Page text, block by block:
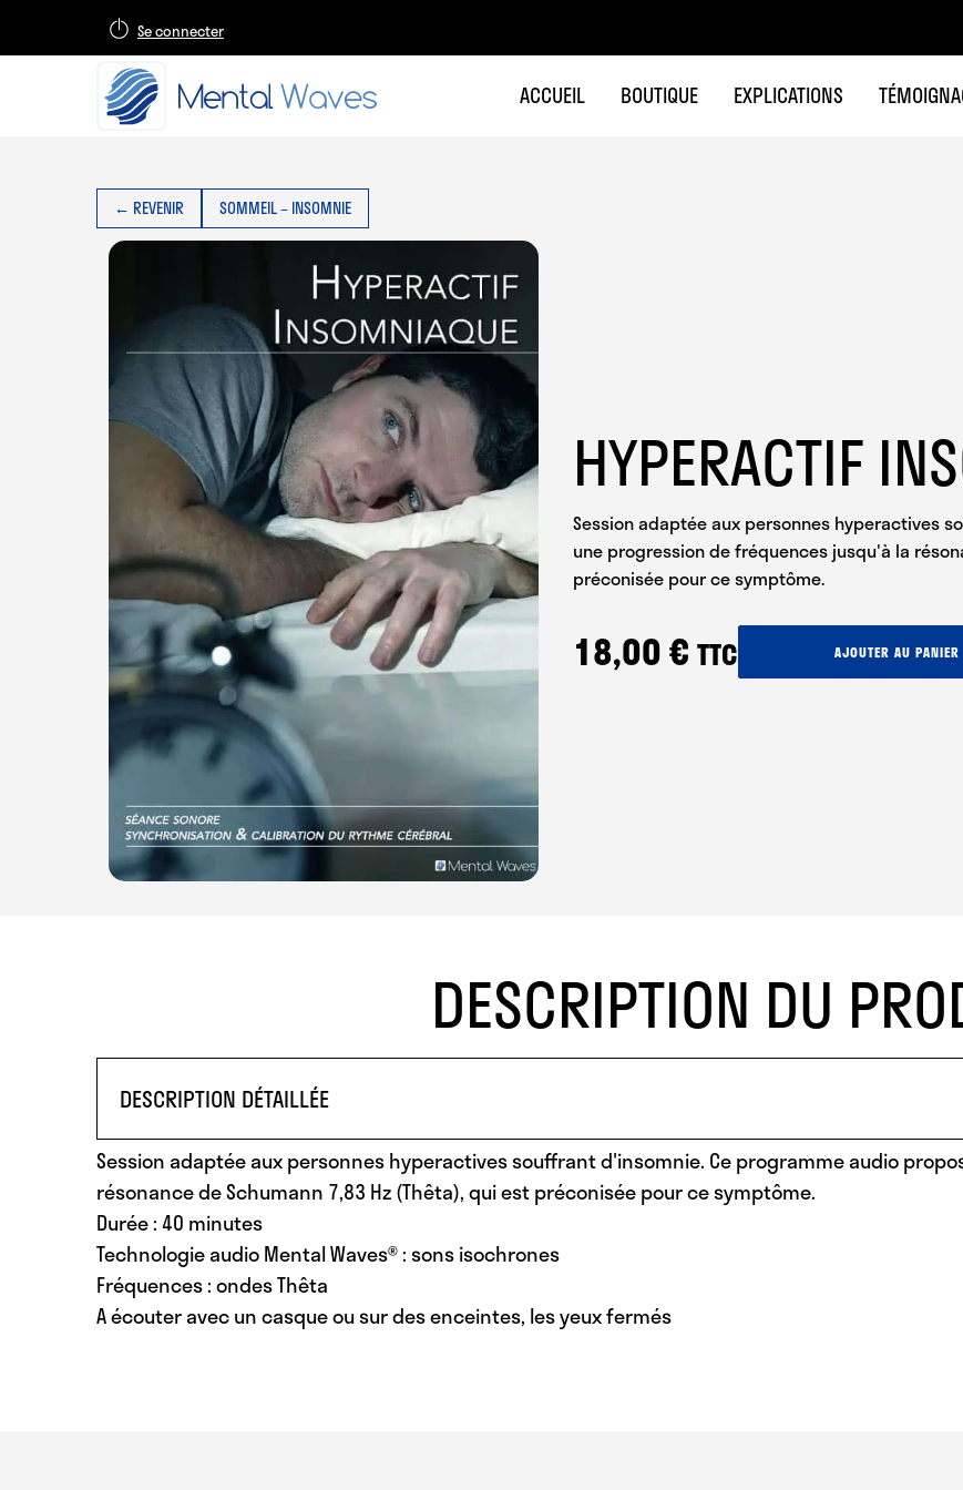
Se connecter
ACCUEIL BOUTIQUE EXPLICATIONS
← REVENIR SOMMEIL – INSOMNIE
HYPERACTIF
Session adaptée aux personnes hyperactives
une progression de fréquences jusqu'à la
préconisée pour ce symptôme.
18,00€ TTCde
AJOUTER AU PANIER
DESCRIPTION DU
DESCRIPTION DÉTAILLÉE
Session adaptée aux personnes hyperactives souffrant d'insomnie. Ce programme audio
résonance de Schumann 7,83 Hz (Thêta), qui est préconisée pour ce symptôme.
Durée : 40 minutes
Technologie audio Mental Waves® : sons isochrones
Fréquences : ondes Thêta
A écouter avec un casque ou sur des enceintes, les yeux fermés